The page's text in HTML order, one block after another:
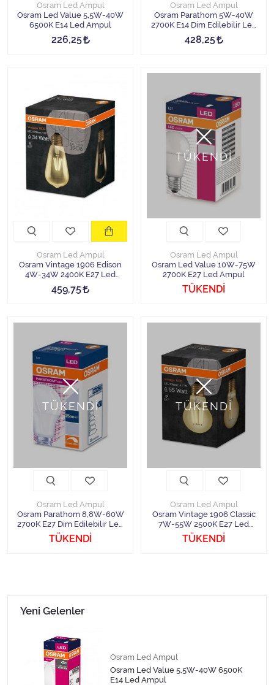
Osram Led Ampul
Osram Led Value 5,5W-40W
6500K E14 Led Ampul
226,25
Osram Led Ampul
Osram Parathom 5W-40W
2700K E14 Dim Edilebilir Led
Ampul
428,25
Osram Led Ampul
Osram Vintage 1906 Edison
4W-34W 2400K E27 Led
Ampul
459,75
TÜKENDİ
Osram Led Ampul
Osram Led Value 10W-75W
2700K E27 Led Ampul
TÜKENDİ
TÜKENDİ
Osram Led Ampul
Osram Parathom 8,8W-60W
2700K E27 Dim Edilebilir Led
Ampul
TÜKENDİ
TÜKENDİ
Osram Led Ampul
Osram Vintage 1906 Classic
7W-55W 2500K E27 Led
Ampul
TÜKENDİ
Yeni Gelenler
Osram Led Ampul
Osram Led Value 5,5W-40W 6500K
E14 Led Ampul